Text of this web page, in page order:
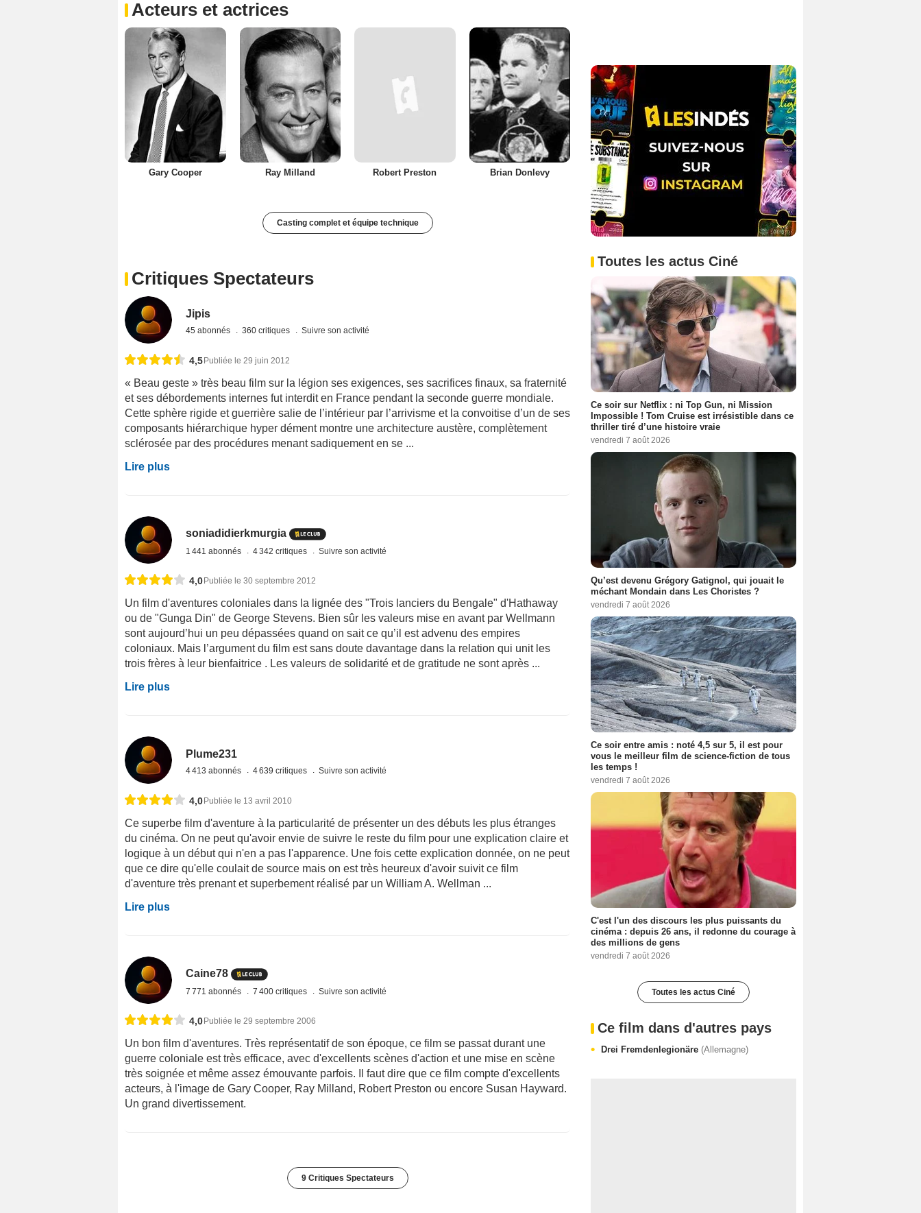
Acteurs et actrices
Gary Cooper Ray Milland Robert Preston Brian Donlevy
Casting complet et équipe technique
Critiques Spectateurs
Jipis
45 abonnés 360 critiques Suivre son activité
4,5 Publiée le 29 juin 2012
« Beau geste » très beau film sur la légion ses exigences, ses sacrifices finaux, sa fraternité
et ses débordements internes fut interdit en France pendant la seconde guerre mondiale.
Cette sphère rigide et guerrière salie de l’intérieur par l’arrivisme et la convoitise d’un de ses
composants hiérarchique hyper dément montre une architecture austère, complètement
sclérosée par des procédures menant sadiquement en se ...
Lire plus
soniadidierkmurgia
1 441 abonnés 4 342 critiques Suivre son activité
4,0 Publiée le 30 septembre 2012
Un film d'aventures coloniales dans la lignée des "Trois lanciers du Bengale" d'Hathaway
ou de "Gunga Din" de George Stevens. Bien sûr les valeurs mise en avant par Wellmann
sont aujourd’hui un peu dépassées quand on sait ce qu’il est advenu des empires
coloniaux. Mais l’argument du film est sans doute davantage dans la relation qui unit les
trois frères à leur bienfaitrice . Les valeurs de solidarité et de gratitude ne sont après ...
Lire plus
Plume231
4 413 abonnés 4 639 critiques Suivre son activité
4,0 Publiée le 13 avril 2010
Ce superbe film d'aventure à la particularité de présenter un des débuts les plus étranges
du cinéma. On ne peut qu'avoir envie de suivre le reste du film pour une explication claire et
logique à un début qui n'en a pas l'apparence. Une fois cette explication donnée, on ne peut
que ce dire qu'elle coulait de source mais on est très heureux d'avoir suivit ce film
d'aventure très prenant et superbement réalisé par un William A. Wellman ...
Lire plus
Caine78
7 771 abonnés 7 400 critiques Suivre son activité
4,0 Publiée le 29 septembre 2006
Un bon film d'aventures. Très représentatif de son époque, ce film se passat durant une
guerre coloniale est très efficace, avec d'excellents scènes d'action et une mise en scène
très soignée et même assez émouvante parfois. Il faut dire que ce film compte d'excellents
acteurs, à l'image de Gary Cooper, Ray Milland, Robert Preston ou encore Susan Hayward.
Un grand divertissement.
9 Critiques Spectateurs
Toutes les actus Ciné
Ce soir sur Netflix : ni Top Gun, ni Mission
Impossible ! Tom Cruise est irrésistible dans ce
thriller tiré d’une histoire vraie
vendredi 7 août 2026
Qu’est devenu Grégory Gatignol, qui jouait le
méchant Mondain dans Les Choristes ?
vendredi 7 août 2026
Ce soir entre amis : noté 4,5 sur 5, il est pour
vous le meilleur film de science-fiction de tous
les temps !
vendredi 7 août 2026
C'est l'un des discours les plus puissants du
cinéma : depuis 26 ans, il redonne du courage à
des millions de gens
vendredi 7 août 2026
Toutes les actus Ciné
Ce film dans d'autres pays
Drei Fremdenlegionäre (Allemagne)